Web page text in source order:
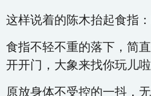
这样说着的陈木抬起食指：
食指不轻不重的落下，简
开开门，大象来找你玩儿
原放身体不受控的一抖，